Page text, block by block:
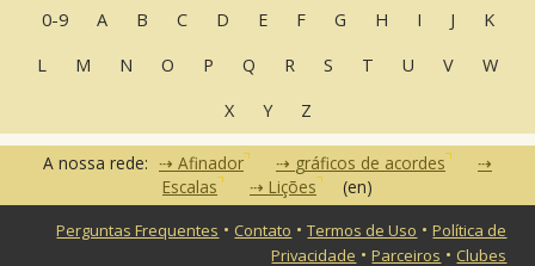
0-9 A B C D E F G H I J
K
L
M N O P Q R S T U V
W
X
Y Z
A nossa rede: Afinador
gráficos de acordes
Escalas
Lições (en)
Perguntas Frequentes • Contato •Termos de Uso •Política de
Privacidade •Parceiros • Clubes